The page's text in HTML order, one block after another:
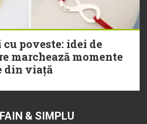
cu poveste: idei de
marchează momente
din viață
FAIN & SIMPLU